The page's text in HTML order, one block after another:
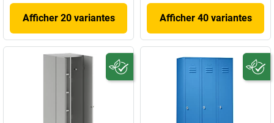
Afficher 20 variantes Afficher 40 variantes